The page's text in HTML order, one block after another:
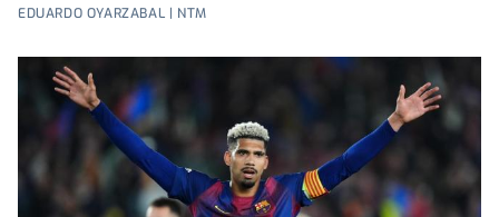
EDUARDO OYARZABAL | NTM